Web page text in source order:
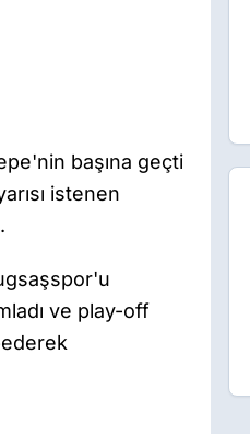
başına geçti
istenen
ve play-off